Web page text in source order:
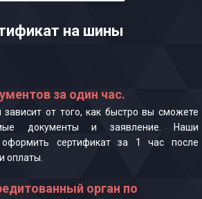
на шины
за один час.
от того, как быстро вы сможете
документы и заявление. Наши
оформить сертификат за 1 час после
оплаты.
орган по